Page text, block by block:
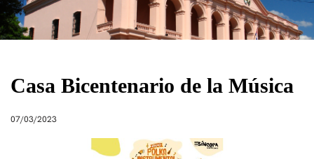
Casa Bicentenario de la Música
07/03/2023